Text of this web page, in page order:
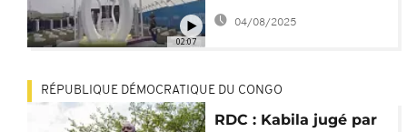
02:07
hommage à des
millions de victimes
04/08/2025
RÉPUBLIQUE DÉMOCRATIQUE DU CONGO
RDC : Kabila jugé par